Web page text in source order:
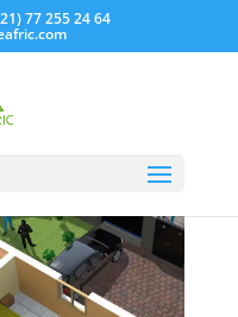
77 255 24 64